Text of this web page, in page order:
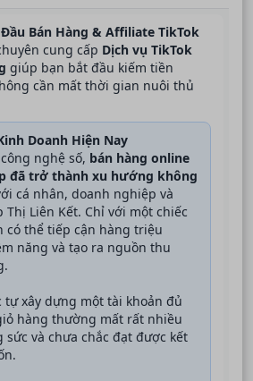
Đầu Bán Hàng & Affiliate TikTok
cung cấp Dịch vụ TikTok
giúp bạn bắt đầu kiếm tiền
cần mất thời gian nuôi thủ
Doanh Hiện Nay
nghệ số, bán hàng online
đã trở thành xu hướng không
cá nhân, doanh nghiệp và
Thị Liên Kết. Chỉ với một chiếc
có thể tiếp cận hàng triệu
năng và tạo ra nguồn thu
tự xây dựng một tài khoản đủ
hàng thường mất rất nhiều
và chưa chắc đạt được kết